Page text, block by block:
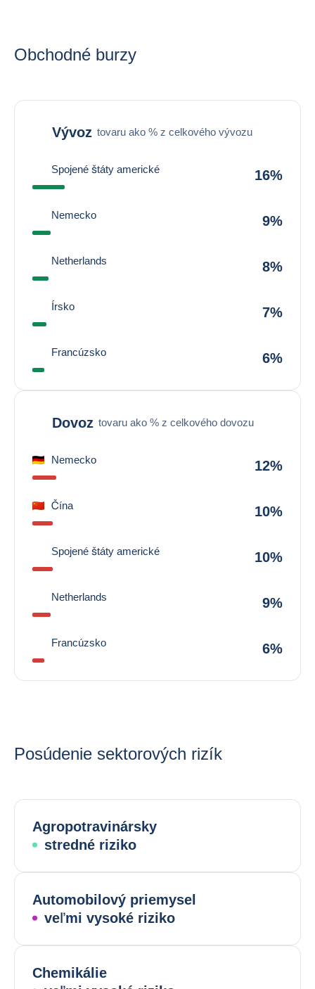
Obchodné burzy
Vývoz tovaru ako % z celkového vývozu
Spojené štáty americké 16%
Nemecko 9%
Netherlands 8%
Írsko 7%
Francúzsko 6%
Dovoz tovaru ako % z celkového dovozu
Nemecko 12%
Čína 10%
Spojené štáty americké 10%
Netherlands 9%
Francúzsko 6%
Posúdenie sektorových rizík
Agropotravinársky
stredné riziko
Automobilový priemysel
veľmi vysoké riziko
Chemikálie